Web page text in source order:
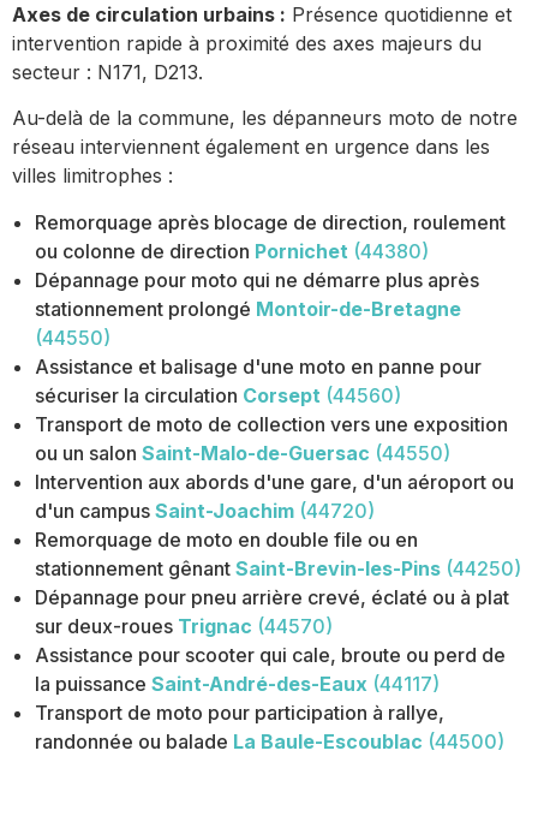
Axes de circulation urbains : Présence quotidienne et
intervention rapide à proximité des axes majeurs du
secteur : N171, D213.
Au-delà de la commune, les dépanneurs moto de notre
réseau interviennent également en urgence dans les
villes limitrophes :
Remorquage après blocage de direction, roulement
ou colonne de direction Pornichet (44380)
Dépannage pour moto qui ne démarre plus après
stationnement prolongé Montoir-de-Bretagne
(44550)
Assistance et balisage d'une moto en panne pour
sécuriser la circulation Corsept (44560)
Transport de moto de collection vers une exposition
ou un salon Saint-Malo-de-Guersac (44550)
Intervention aux abords d'une gare, d'un aéroport ou
d'un campus Saint-Joachim (44720)
Remorquage de moto en double file ou en
stationnement gênant Saint-Brevin-les-Pins (44250)
Dépannage pour pneu arrière crevé, éclaté ou à plat
sur deux-roues Trignac (44570)
Assistance pour scooter qui cale, broute ou perd de
la puissance Saint-André-des-Eaux (44117)
Transport de moto pour participation à rallye,
randonnée ou balade La Baule-Escoublac (44500)